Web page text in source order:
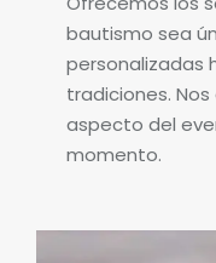
bautismo sea
personalizadas
tradiciones.
aspecto del
momento.